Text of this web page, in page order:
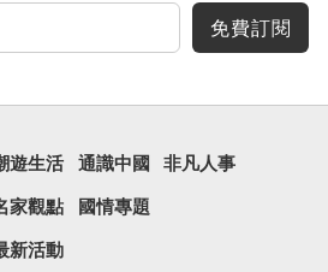
免費訂閱
遊生活 通識中國 非凡人事
家觀點 國情專題
新活動